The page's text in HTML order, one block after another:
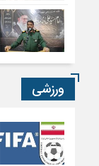
ورزشی